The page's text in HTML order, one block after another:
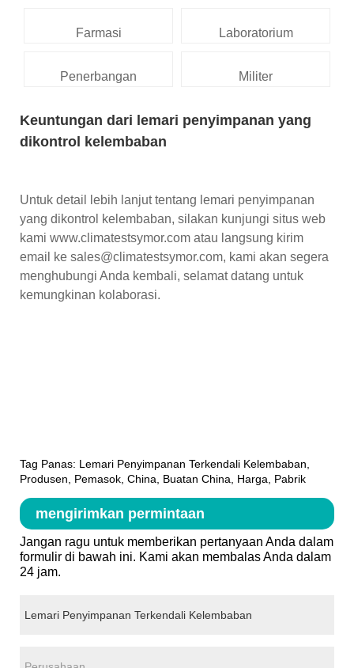
Farmasi Laboratorium
Penerbangan Militer
Keuntungan dari lemari penyimpanan yang
dikontrol kelembaban
Untuk detail lebih lanjut tentang lemari penyimpanan
yang dikontrol kelembaban, silakan kunjungi situs web
kami www.climatestsymor.com atau langsung kirim
email ke sales@climatestsymor.com, kami akan segera
menghubungi Anda kembali, selamat datang untuk
kemungkinan kolaborasi.
Tag Panas: Lemari Penyimpanan Terkendali Kelembaban,
Produsen, Pemasok, China, Buatan China, Harga, Pabrik
mengirimkan permintaan
Jangan ragu untuk memberikan pertanyaan Anda dalam
formulir di bawah ini. Kami akan membalas Anda dalam
24 jam.